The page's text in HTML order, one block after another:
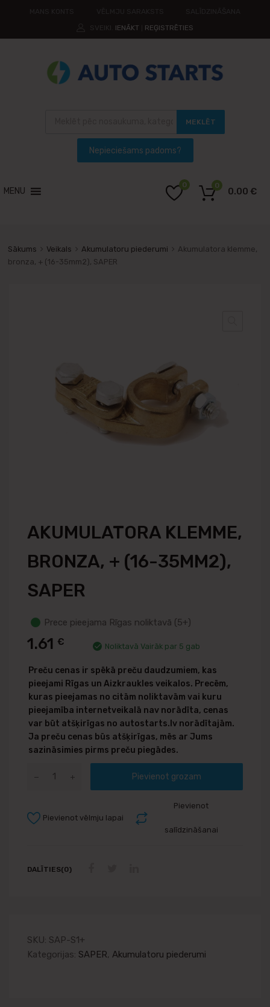
IENĀKT REĢISTRĒTIES
MEKLĒT
MENU
0
0.00 €
0
Sākums Veikals Akumulatoru piederumi
Akumulatora klemme,
bronza, + (16-35mm2), SAPER
AKUMULATORA KLEMME,
BRONZA, + (16-35MM2),
SAPER
Prece pieejama Rīgas noliktavā (5+)
1.61 € Noliktavā Vairāk par 5 gab
Preču cenas ir spēkā preču daudzumiem, kas
pieejami Rīgas un Aizkraukles veikalos. Precēm,
kuras pieejamas no citām noliktavām vai kuru
pieejamība internetveikalā nav norādīta, cenas
var būt atšķirīgas no autostarts.lv norādītajām.
Ja preču cenas būs atšķirīgas, mēs ar Jums
sazināsimies pirms preču piegādes.
Pievienot grozam
Pievienot
salīdzināšanai
Pievienot vēlmju lapai
DALĪTIES(0)
SKU: SAP-S1+
Kategorijas: SAPER, Akumulatoru piederumi